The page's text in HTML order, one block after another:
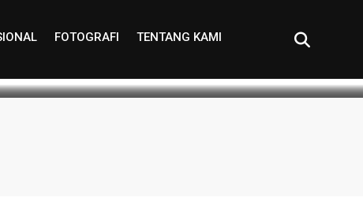
FOTOGRAFI TENTANG KAMI